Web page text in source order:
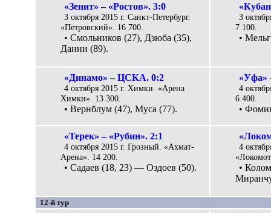
«Зенит» – «Ростов». 3:0
3 октября 2015 г. Санкт-Петербург.
«Петровский». 16 700.
• Смольников (27), Дзюба (35),
Данни (89).
3
7 100.
•
«Динамо» – ЦСКА. 0:2
4 октября 2015 г. Химки. «Арена
Химки». 13 300.
• Вернблум (47), Муса (77).
«Уфа»
4
6 400.
•
«Терек» – «Рубин». 2:1
4 октября 2015 г. Грозный. «Ахмат-
Арена». 14 200.
• Садаев (18, 23) — Оздоев (50).
4
•
12-й тур